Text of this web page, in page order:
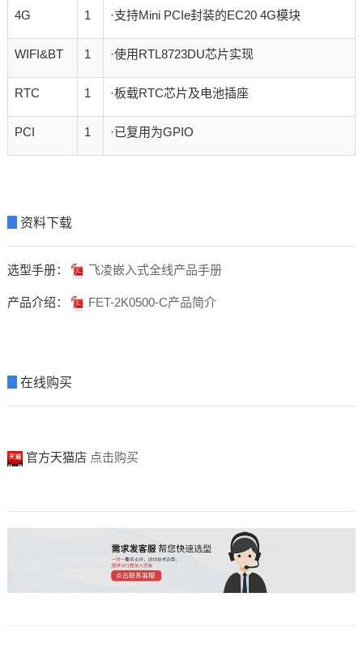
4G 1 ·支持Mini PCIe封装的EC20 4G模块
WIFI&BT 1 ·使用RTL8723DU芯片实现
RTC 1 ·板载RTC芯片及电池插座
PCI 1 ·已复用为GPIO
资料下载
选型手册： 飞凌嵌入式全线产品手册
产品介绍： FET-2K0500-C产品简介
在线购买
官方天猫店 点击购买